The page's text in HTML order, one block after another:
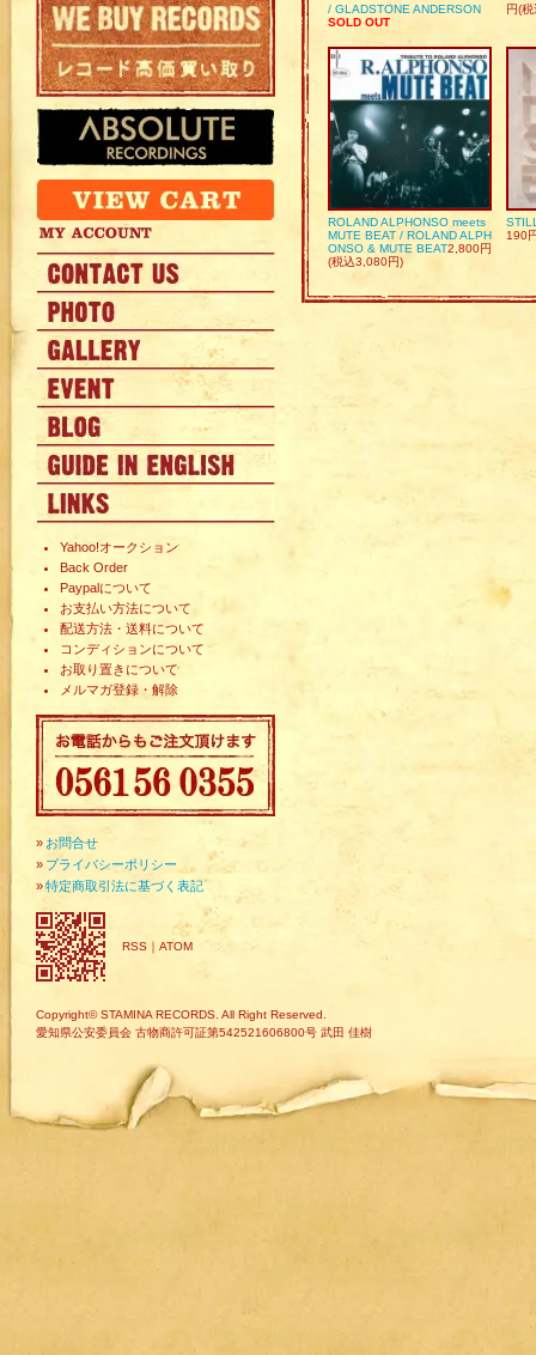
Yahoo!オークション
Back Order
Paypalについて
お支払い方法について
配送方法・送料について
コンディションについて
お取り置きについて
メルマガ登録・解除
» お問合せ
» プライバシーポリシー
»特定商取引法に基づく表記
RSS ｜ ATOM
/ GLADSTONE ANDERSON
SOLD OUT
円(
ROLAND ALPHONSO meets
MUTE BEAT / ROLAND ALPH
ONSO & MUTE BEAT2,800円
(税込3,080円)
190
Copyright© STAMINA RECORDS. All Right Reserved.
愛知県公安委員会 古物商許可証第542521606800号 武田 佳樹